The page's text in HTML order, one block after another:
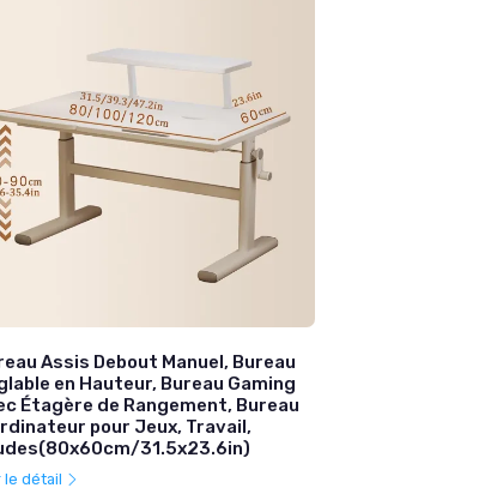
Assis Debout Manuel, Bureau
en Hauteur, Bureau Gaming
Étagère de Rangement, Bureau
pour Jeux, Travail,
31.5x23.6in)
le détail